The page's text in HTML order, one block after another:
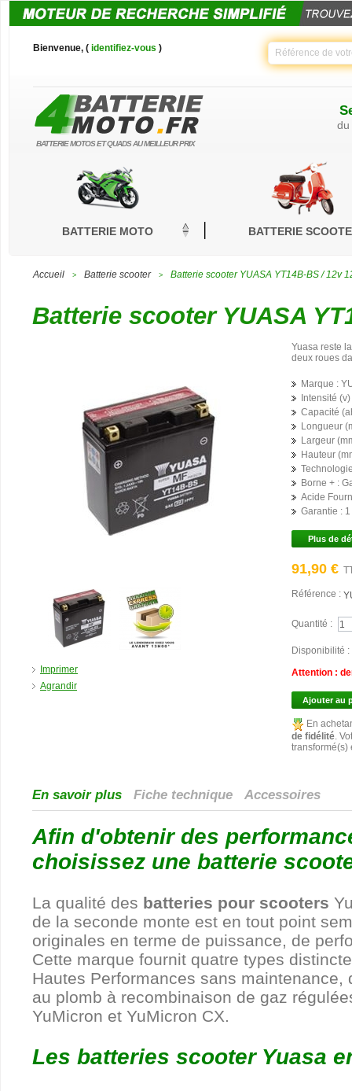
BATTERIE MOTOS ET QUADS AU MEILLEUR PRIX
Bienvenue, ( identifiez-vous )
BATTERIE MOTO BATTERIE
Accueil > Batterie scooter > Batterie scooter YUASA YT14B-BS / 12v
Batterie scooter YUASA
Imprimer
Agrandir
Yuasa reste
deux roues
Marque :
Intensité (v)
Capacité
Longueur
Largeur
Hauteur
Borne + :
Acide
Garantie :
Plus de
91,90 €
Référence :
Quantité :
Disponibilité :
Attention :
Ajouter au
En
de fidélité.
En savoir plus Fiche technique Accessoires
Afin d'obtenir des
choisissez une batterie
La qualité des batteries pour scooters
de la seconde monte est en tout point
originales en terme de puissance, de
Cette marque fournit quatre types
Hautes Performances sans maintenance,
au plomb à recombinaison de gaz
YuMicron et YuMicron CX.
Les batteries scooter Yuasa